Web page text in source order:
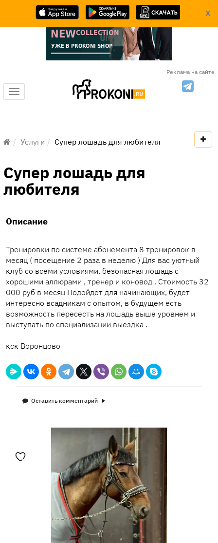
X
Реклама на сайте
Меню
Услуги Супер лошадь для любителя
Супер лошадь для
любителя
Описание
Тренировки по системе абонемента 8 тренировок в
месяц ( посещение 2 раза в неделю ) Для вас уютный
клуб со всеми условиями, безопасная лошадь с
хорошими аллюрами , тренер и коновод . Стоимость 32
000 руб в месяц Подойдет для начинающих, будет
интересно всадникам с опытом, в будущем есть
возможность пересесть на лошадь выше уровнем и
выступать по специализации выездка .
кск Воронцово
Оставить комментарий